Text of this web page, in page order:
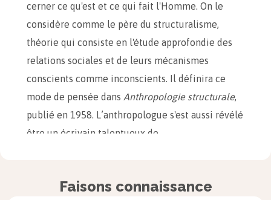
cerner ce qu'est et ce qui fait l'Homme. On le
considère comme le père du structuralisme,
théorie qui consiste en l'étude approfondie des
relations sociales et de leurs mécanismes
conscients comme inconscients. Il définira ce
mode de pensée dans Anthropologie structurale,
publié en 1958. L’anthropologue s'est aussi révélé
être un écrivain talentueux de
Faisons connaissance